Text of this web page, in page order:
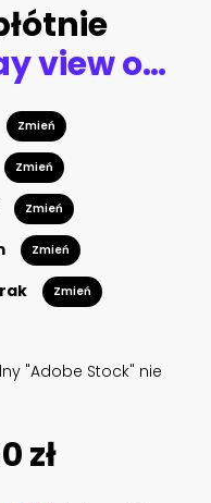
Bright mid-day view of the traditional neoclassical architecture of the Capitol Building’s dome, columns, and steps in Washington DC, USA
Zmień
Zmień
Zmień
Zmień
Zmień
"Adobe Stock" nie
zł